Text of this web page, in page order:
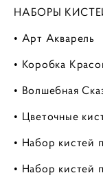
НАБОРЫ
• Арт Акварель
• Коробка
• Волшебная
• Цветочные
• Набор кистей
• Набор кистей